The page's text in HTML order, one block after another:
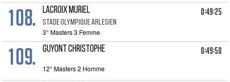
108. LACROIX MURIEL
STADE OLYMPIQUE ARLESIEN
0:49:25
3° Masters 3 Femme
109. GUYONT CHRISTOPHE 0:49:50
12° Masters 2 Homme